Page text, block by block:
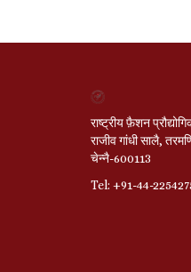
राष्ट्रीय फ़ैशन
राजीव गांधी सालै,
चेन्नै-600113
Tel: +91-44-